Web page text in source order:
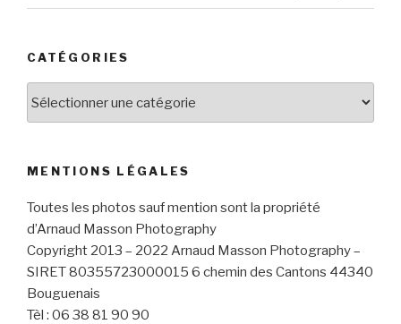
CATÉGORIES
MENTIONS LÉGALES
Toutes les photos sauf mention sont la propriété
d’Arnaud Masson Photography
Copyright 2013 – 2022 Arnaud Masson Photography –
SIRET80355723000015 6 chemin des Cantons 44340
Bouguenais
Tèl : 06 38 81 90 90